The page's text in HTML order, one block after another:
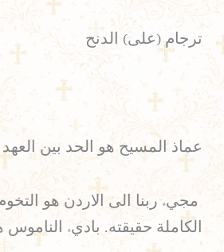
ترجام (على) الدنح
عماذ المسيح هو الحد بين العهد
مجيء ربنا الى الاردن هو
الكاملة حقيقته. باديء